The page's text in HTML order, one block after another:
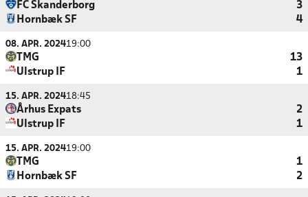
FC Skanderborg
3
Hornbæk SF
4
08. APR. 202419:00
TMG
13
Ulstrup IF
1
15. APR. 202418:45
Århus Expats
2
Ulstrup IF
1
15. APR. 202419:00
TMG
1
Hornbæk SF
2